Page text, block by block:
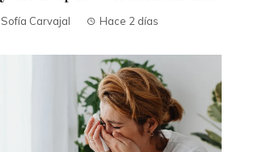
Sofía Carvajal Hace 2 días